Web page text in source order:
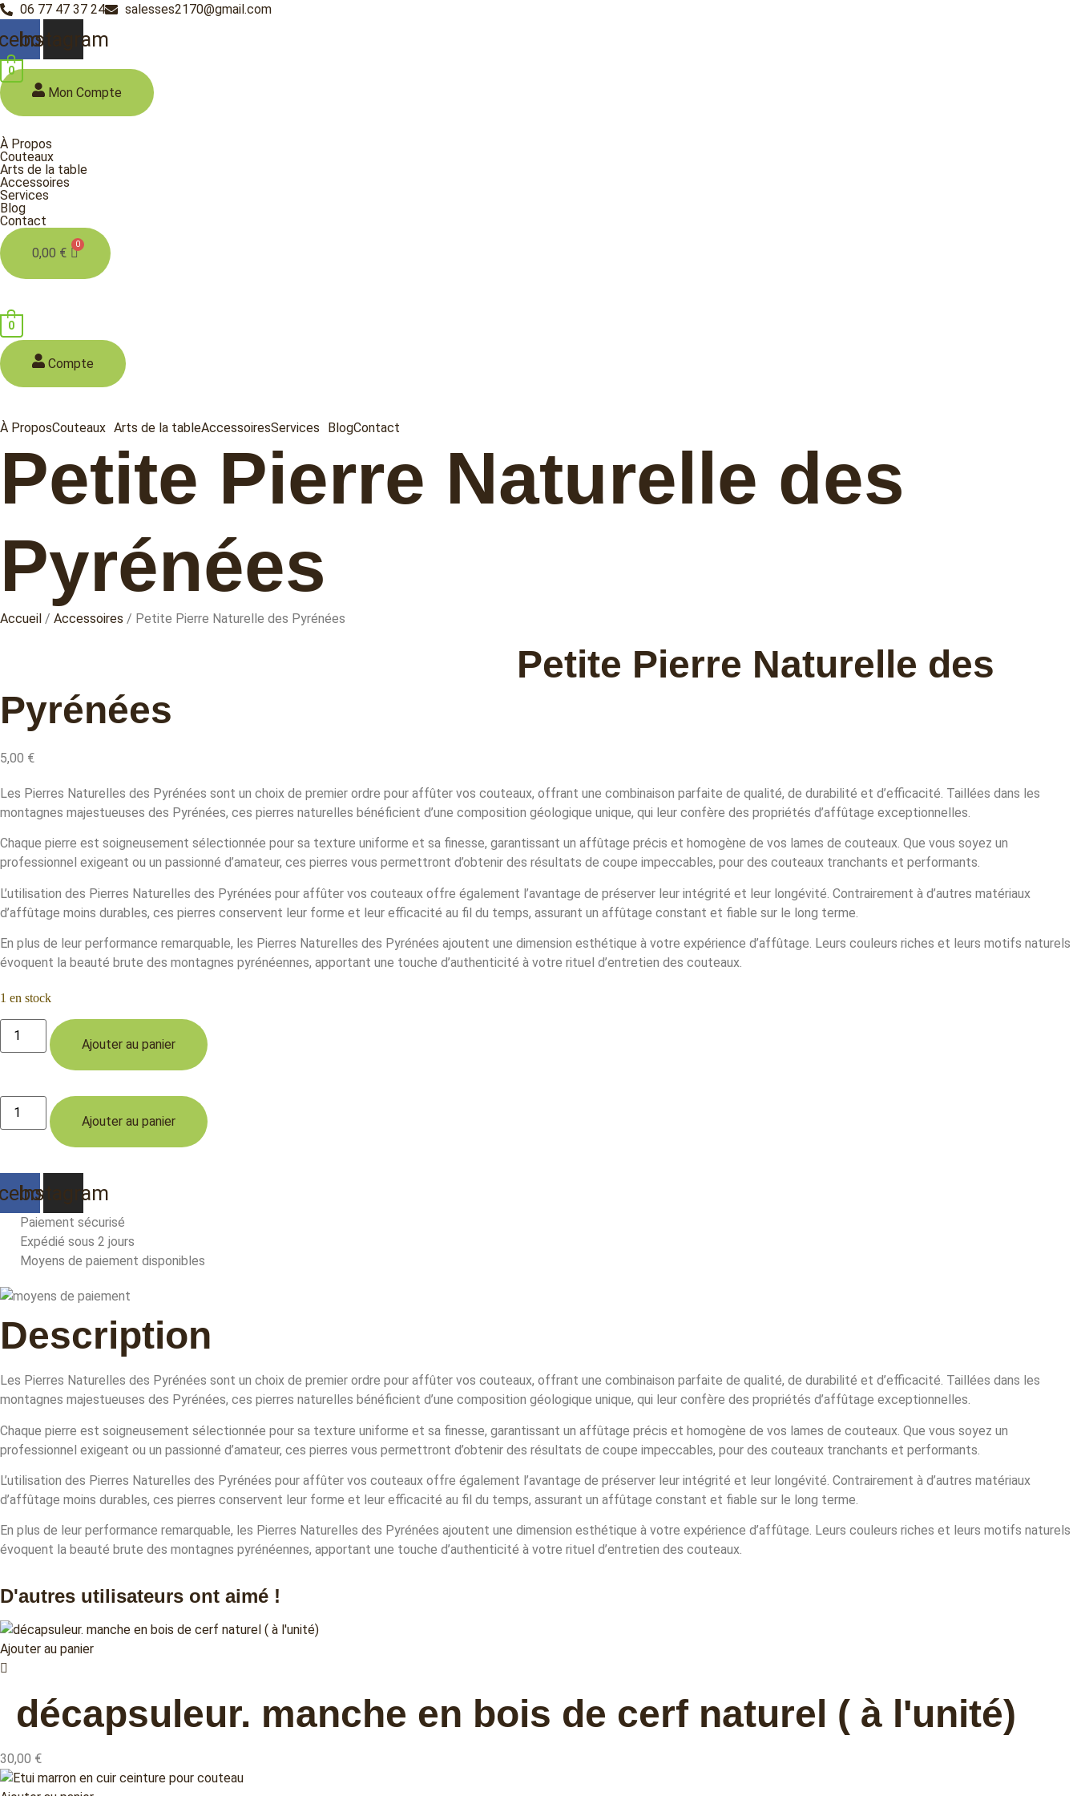
Aller
contenu
06 77 47 37 24 salesses2170@gmail.com
Instagram
0
Mon Compte
À Propos
Couteaux
Arts de la table
Accessoires
Services
Blog
Contact
0,00 €
0
Compte
À ProposCouteaux Arts de la tableAccessoiresServices BlogContact
Petite Pierre Naturelle des
Pyrénées
Accueil / Accessoires / Petite Pierre Naturelle des Pyrénées
Petite Pierre Naturelle des
Pyrénées
5,00 €
Les Pierres Naturelles des Pyrénées sont un choix de premier ordre pour affûter vos couteaux, offrant une combinaison parfaite de qualité, de durabilité et d’efficacité. Taillées dans les
montagnes majestueuses des Pyrénées, ces pierres naturelles bénéficient d’une composition géologique unique, qui leur confère des propriétés d’affûtage exceptionnelles.
Chaque pierre est soigneusement sélectionnée pour sa texture uniforme et sa finesse, garantissant un affûtage précis et homogène de vos lames de couteaux. Que vous soyez un
professionnel exigeant ou un passionné d’amateur, ces pierres vous permettront d’obtenir des résultats de coupe impeccables, pour des couteaux tranchants et performants.
L’utilisation des Pierres Naturelles des Pyrénées pour affûter vos couteaux offre également l’avantage de préserver leur intégrité et leur longévité. Contrairement à d’autres matériaux
d’affûtage moins durables, ces pierres conservent leur forme et leur efficacité au fil du temps, assurant un affûtage constant et fiable sur le long terme.
En plus de leur performance remarquable, les Pierres Naturelles des Pyrénées ajoutent une dimension esthétique à votre expérience d’affûtage. Leurs couleurs riches et leurs motifs naturels
évoquent la beauté brute des montagnes pyrénéennes, apportant une touche d’authenticité à votre rituel d’entretien des couteaux.
1 en stock
quantité
Petite
Pyrénées
Ajouter au panier
quantité
Laguiole
Ajouter au panier
Instagram
Paiement sécurisé
Expédié sous 2 jours
Moyens de paiement disponibles
Description
Les Pierres Naturelles des Pyrénées sont un choix de premier ordre pour affûter vos couteaux, offrant une combinaison parfaite de qualité, de durabilité et d’efficacité. Taillées dans les
montagnes majestueuses des Pyrénées, ces pierres naturelles bénéficient d’une composition géologique unique, qui leur confère des propriétés d’affûtage exceptionnelles.
Chaque pierre est soigneusement sélectionnée pour sa texture uniforme et sa finesse, garantissant un affûtage précis et homogène de vos lames de couteaux. Que vous soyez un
professionnel exigeant ou un passionné d’amateur, ces pierres vous permettront d’obtenir des résultats de coupe impeccables, pour des couteaux tranchants et performants.
L’utilisation des Pierres Naturelles des Pyrénées pour affûter vos couteaux offre également l’avantage de préserver leur intégrité et leur longévité. Contrairement à d’autres matériaux
d’affûtage moins durables, ces pierres conservent leur forme et leur efficacité au fil du temps, assurant un affûtage constant et fiable sur le long terme.
En plus de leur performance remarquable, les Pierres Naturelles des Pyrénées ajoutent une dimension esthétique à votre expérience d’affûtage. Leurs couleurs riches et leurs motifs naturels
évoquent la beauté brute des montagnes pyrénéennes, apportant une touche d’authenticité à votre rituel d’entretien des couteaux.
D'autres utilisateurs ont aimé !
Ajouter au panier
décapsuleur. manche en bois de cerf naturel ( à l'unité)
30,00 €